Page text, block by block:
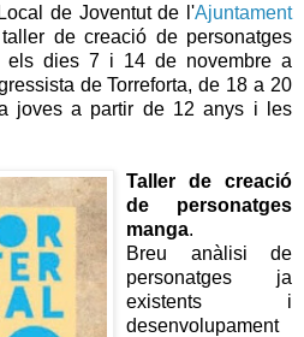
de Joventut de l'Ajuntament
de creació de personatges
els dies 7 i 14 de novembre a
de Torreforta, de 18 a 20
joves a partir de 12 anys i les
Taller de creació
de personatges
manga.
Breu anàlisi de
personatges ja
existents i
desenvolupament